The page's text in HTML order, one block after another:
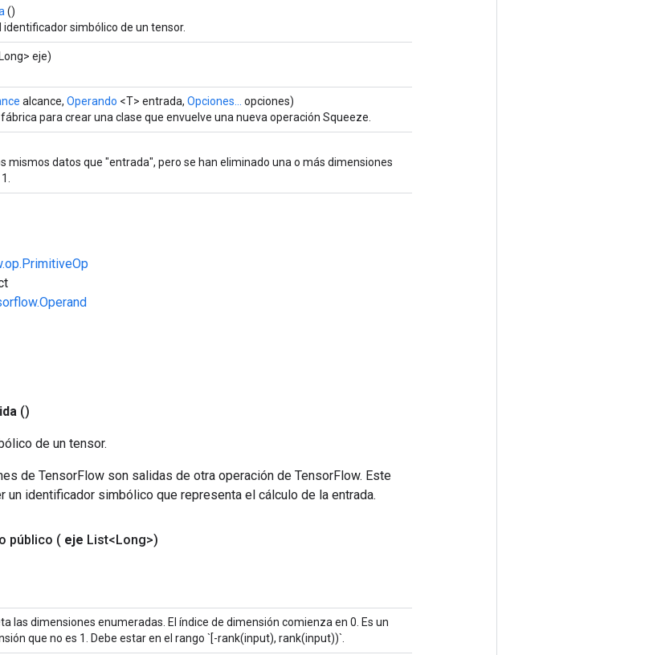
()
identificador simbólico de un tensor.
eje)
alcance, Operando <T> entrada, Opciones...
opciones)
para crear una clase que envuelve una nueva operación Squeeze.
mismos datos que "entrada", pero se han eliminado una o más dimensiones
()
de un tensor.
de TensorFlow son salidas de otra operación de TensorFlow. Este
un identificador simbólico que representa el cálculo de la entrada.
público ( eje List<Long>)
las dimensiones enumeradas. El índice de dimensión comienza en 0. Es un
que no es 1. Debe estar en el rango `[-rank(input), rank(input))`.